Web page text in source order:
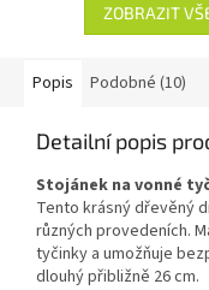
ZOBRAZIT
Popis Podobné (10)
Detailní popis
Stojánek na vonné
Tento krásný dřevěný
různých provedeních.
tyčinky a umožňuje
dlouhý přibližně 26 cm.